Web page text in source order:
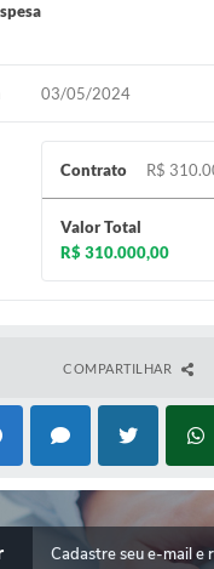
03/05/2024
Contrato
R$
Valor Total
R$ 310.000,00
COMPARTILHAR